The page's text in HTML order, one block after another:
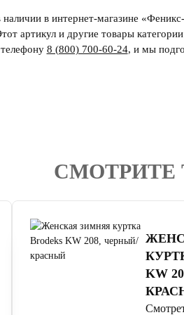
в интернет-магазине
артикул и другие товары категории
8 (800) 700-60-24, и мы
4.7
СМОТРИТЕ
KW